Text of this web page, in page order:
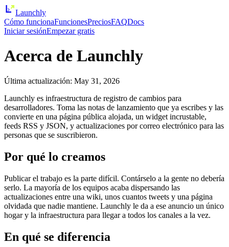
Launchly
Cómo funcionaFuncionesPreciosFAQDocs
Iniciar sesiónEmpezar gratis
Acerca de Launchly
Última actualización: May 31, 2026
Launchly es infraestructura de registro de cambios para
desarrolladores. Toma las notas de lanzamiento que ya escribes y las
convierte en una página pública alojada, un widget incrustable,
feeds RSS y JSON, y actualizaciones por correo electrónico para las
personas que se suscribieron.
Por qué lo creamos
Publicar el trabajo es la parte difícil. Contárselo a la gente no debería
serlo. La mayoría de los equipos acaba dispersando las
actualizaciones entre una wiki, unos cuantos tweets y una página
olvidada que nadie mantiene. Launchly le da a ese anuncio un único
hogar y la infraestructura para llegar a todos los canales a la vez.
En qué se diferencia